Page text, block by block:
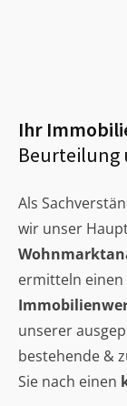
Ihr
Beurteilung
Als
wir unser
ermitteln
unserer
bestehende &
Sie nach einen